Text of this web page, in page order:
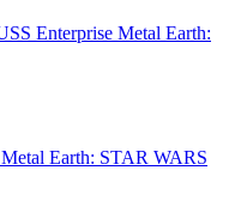
Metal Earth:
Metal Earth: STAR WARS